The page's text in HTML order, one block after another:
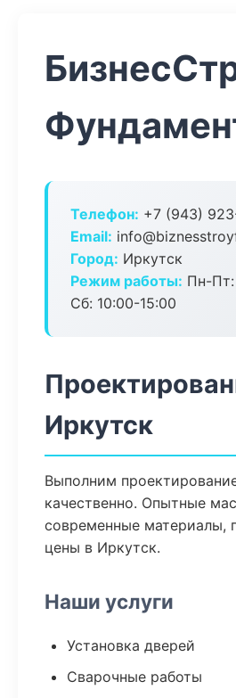
Телефон: +7 (943)
Email:
Город: Иркутск
Режим работы: Пн-Пт:
Сб: 10:00-15:00
Иркутск
Выполним
качественно. Опытные
современные материалы,
цены в Иркутск.
Наши услуги
Установка дверей
Сварочные работы